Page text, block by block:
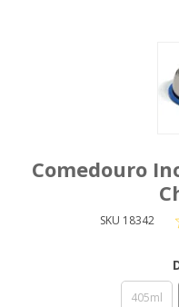
Comedouro
SKU 18342
405ml